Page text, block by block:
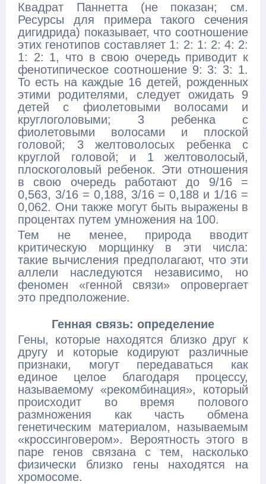
Квадрат Паннетта (не показан; см.
Ресурсы для примера такого сечения
дигидрида) показывает, что соотношение
этих генотипов составляет 1: 2: 1: 2: 4: 2:
1: 2: 1, что в свою очередь приводит к
фенотипическое соотношение 9: 3: 3: 1.
То есть на каждые 16 детей, рожденных
этими родителями, следует ожидать 9
детей с фиолетовыми волосами и
круглоголовыми; 3 ребенка с
фиолетовыми волосами и плоской
головой; 3 желтоволосых ребенка с
круглой головой; и 1 желтоволосый,
плоскоголовый ребенок. Эти отношения
в свою очередь работают до 9/16 =
0,563, 3/16 = 0,188, 3/16 = 0,188 и 1/16 =
0,062. Они также могут быть выражены в
процентах путем умножения на 100.
Тем не менее, природа вводит
критическую морщинку в эти числа:
такие вычисления предполагают, что эти
аллели наследуются независимо, но
феномен «генной связи» опровергает
это предположение.
Генная связь: определение
Гены, которые находятся близко друг к
другу и которые кодируют различные
признаки, могут передаваться как
единое целое благодаря процессу,
называемому «рекомбинация», который
происходит во время полового
размножения как часть обмена
генетическим материалом, называемым
«кроссинговером». Вероятность этого в
паре генов связана с тем, насколько
физически близко гены находятся на
хромосоме.